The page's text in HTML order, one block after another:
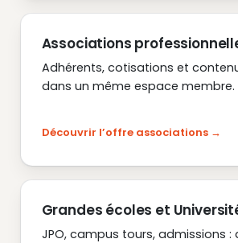
Associations
Adhérents, cotisations et
dans un même espace membre.
Découvrir l’offre associations
Grandes écoles et
JPO, campus tours, admissions :